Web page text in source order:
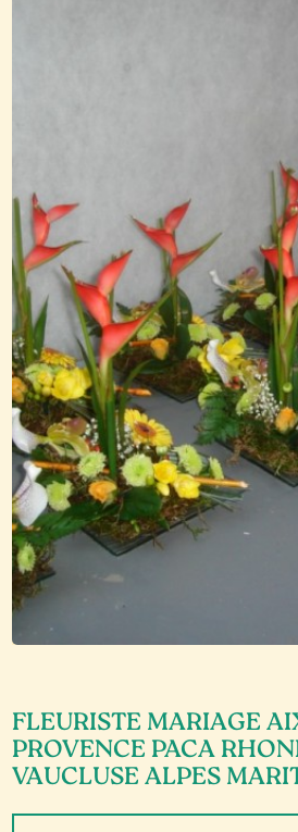
FLEURISTE MARIAGE
PROVENCE PACA
VAUCLUSE ALPES